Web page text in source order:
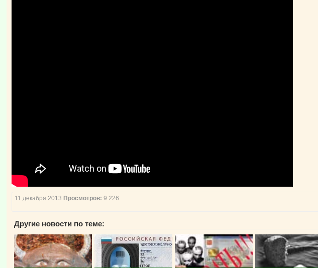
11 декабря 2013 Просмотров: 9 226
Другие новости по теме: